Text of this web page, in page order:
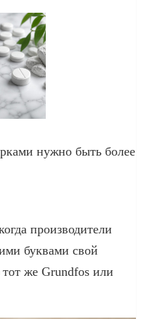
нужно быть более
производители
буквами свой
же Grundfos или